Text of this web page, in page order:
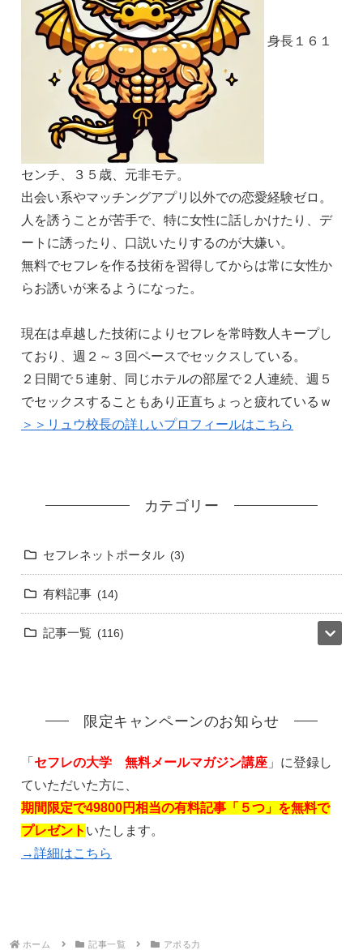
身長１６１
センチ、３５歳、元非モテ。
出会い系やマッチングアプリ以外での恋愛経験ゼロ。
人を誘うことが苦手で、特に女性に話しかけたり、デ
ートに誘ったり、口説いたりするのが大嫌い。
無料でセフレを作る技術を習得してからは常に女性か
らお誘いが来るようになった。
現在は卓越した技術によりセフレを常時数人キープし
ており、週２～３回ペースでセックスしている。
２日間で５連射、同じホテルの部屋で２人連続、週５
でセックスすることもあり正直ちょっと疲れているｗ
＞＞リュウ校長の詳しいプロフィールはこちら
カテゴリー
セフレネットポータル 3
有料記事 14
記事一覧 116
限定キャンペーンのお知らせ
「 セフレの大学 無料メールマガジン講座 」に登録し
ていただいた方に、
期間限定で49800円相当の有料記事「５つ」を無料で
プレゼント いたします。
→詳細はこちら
ホーム 記事一覧 アポる力